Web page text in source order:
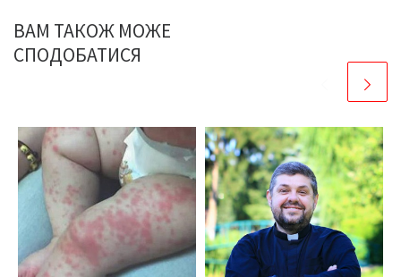
ВАМ ТАКОЖ МОЖЕ
СПОДОБАТИСЯ